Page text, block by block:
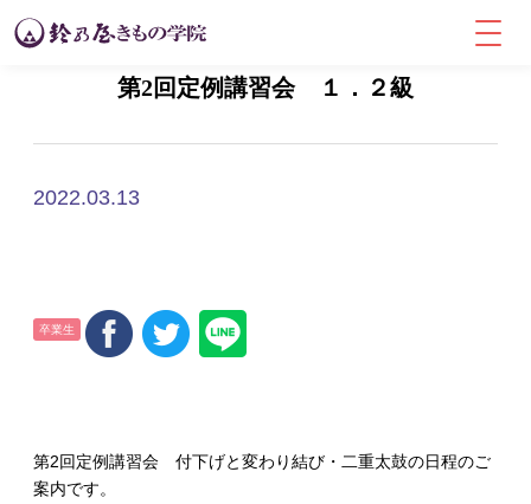
第2回定例講習会 １．２級
2022.03.13
卒業生
第2回定例講習会 付下げと変わり結び・二重太鼓の日程のご
案内です。